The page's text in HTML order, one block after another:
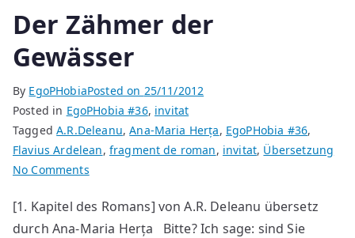
Der Zähmer der
Gewässer
By EgoPHobiaPosted on 25/11/2012
Posted in EgoPHobia #36, invitat
TaggedA.R.Deleanu,Ana-Maria Herța, EgoPHobia #36,
Flavius Ardelean, fragment de roman, invitat, Übersetzung
No Commentson
Zähmer
der
[1. Kapitel des Romans] von A.R. Deleanu übersetz
durch Ana-Maria Herța Bitte? Ich sage: sind Sie